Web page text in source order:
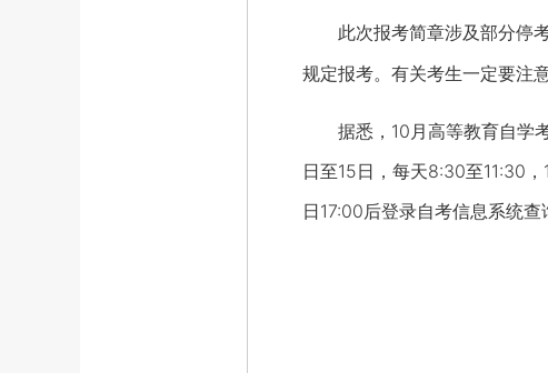
此次报考简章涉及部分停考
规定报考。有关考生一定要注
据悉，10月高等教育自学考
日至15日，每天8:30至11:30
日17:00后登录自考信息系统查